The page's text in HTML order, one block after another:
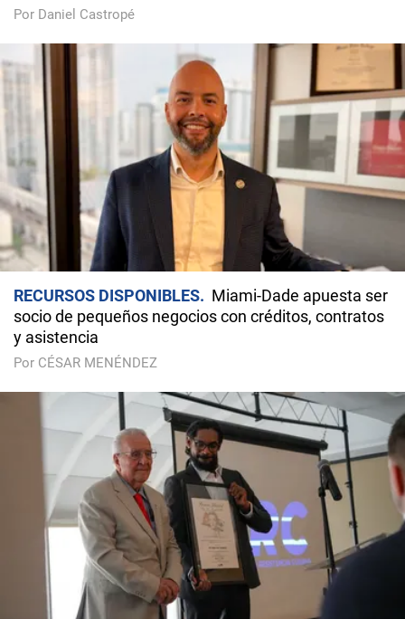
Por Daniel Castropé
RECURSOS DISPONIBLES
Miami-Dade apuesta ser
socio de pequeños negocios con créditos, contratos
y asistencia
Por CÉSAR MENÉNDEZ